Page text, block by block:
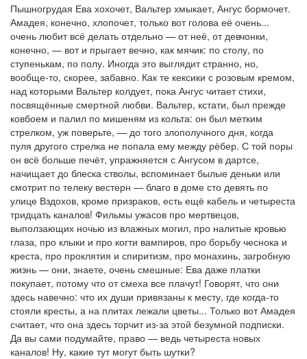
Пышногрудая Ева хохочет, Вальтер хмыкает, Ангус бормочет.
Амадея, конечно, хлопочет, только вот голова её очень...
очень любит всё делать отдельно — от неё, от девчонки,
конечно, — вот и прыгает вечно, как мячик: по столу, по
ступенькам, по полу. Иногда это выглядит странно, но,
вообще-то, скорее, забавно. Как те кексики с розовым кремом,
над которыми Вальтер колдует, пока Ангус читает стихи,
посвящённые смертной любви. Вальтер, кстати, был прежде
ковбоем и палил по мишеням из кольта: он был метким
стрелком, уж поверьте, — до того злополучного дня, когда
пуля другого стрелка не попала ему между рёбер. С той поры
он всё больше печёт, упражняется с Ангусом в дартсе,
начищает до блеска стволы, вспоминает былые деньки или
смотрит по телеку вестерн — благо в доме сто девять по
улице Вздохов, кроме призраков, есть ещё кабель и четыреста
тридцать каналов! Фильмы ужасов про мертвецов,
выползающих ночью из влажных могил, про налитые кровью
глаза, про клыки и про когти вампиров, про борьбу чеснока и
креста, про проклятия и спиритизм, про монахинь, загробную
жизнь — они, знаете, очень смешные: Ева даже платки
покупает, потому что от смеха все плачут! Говорят, что они
здесь навечно: что их души привязаны к месту, где когда-то
стояли кресты, а на плитах лежали цветы... Только вот Амадея
считает, что она здесь торчит из-за этой безумной подписки.
Да вы сами подумайте, право — ведь четыреста новых
каналов! Ну, какие тут могут быть шутки?